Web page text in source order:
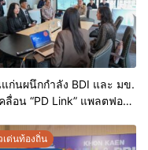
ก่นผนึกกำลัง BDI และ มข.
ลื่อน “PD Link” แพลตฟอร์ม
รงานบนฐานข้อมูลที่
เด่นท้องถิ่น